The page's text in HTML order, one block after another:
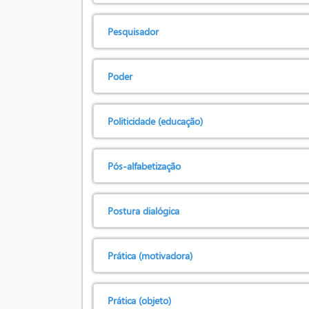
Pesquisador
Poder
Politicidade (educação)
Pós-alfabetização
Postura dialógica
Prática (motivadora)
Prática (objeto)